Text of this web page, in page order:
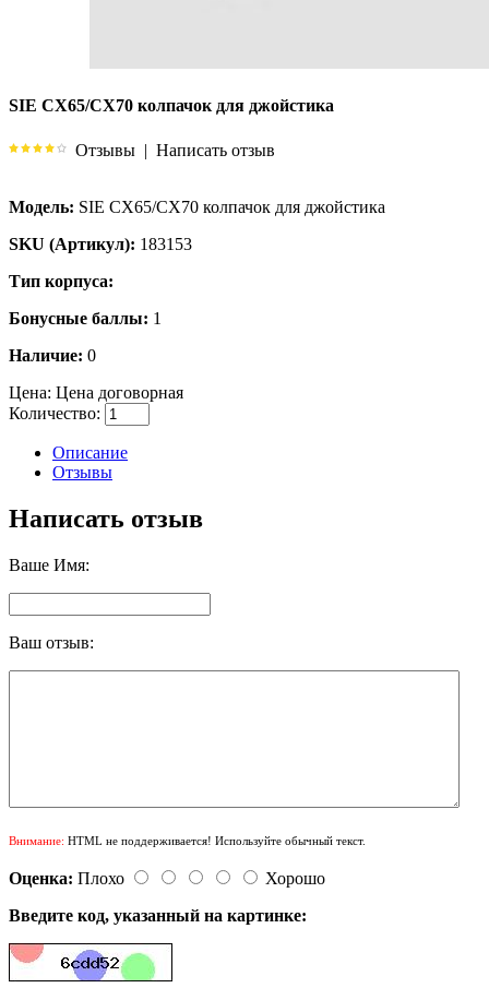
SIE CX65/CX70 колпачок для джойстика
Отзывы | Написать отзыв
Модель: SIE CX65/CX70 колпачок для джойстика
SKU (Артикул): 183153
Тип корпуса:
Бонусные баллы: 1
Наличие: 0
Цена: Цена договорная
Количество:
Описание
Отзывы
Написать отзыв
Ваше Имя:
Ваш отзыв:
Внимание: HTML не поддерживается! Используйте обычный текст.
Оценка: Плохо
Хорошо
Введите код, указанный на картинке: